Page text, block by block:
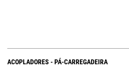
ACOPLADORES - PÁ-CARREGADEIRA